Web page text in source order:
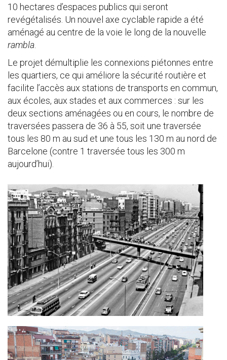
10 hectares d’espaces publics qui seront
revégétalisés. Un nouvel axe cyclable rapide a été
aménagé au centre de la voie le long de la nouvelle
rambla
Le projet démultiplie les connexions piétonnes entre
les quartiers, ce qui améliore la sécurité routière et
facilite l’accès aux stations de transports en commun,
aux écoles, aux stades et aux commerces : sur les
deux sections aménagées ou en cours, le nombre de
traversées passera de 36 à 55, soit une traversée
tous les 80 m au sud et une tous les 130 m au nord de
Barcelone (contre 1 traversée tous les 300 m
aujourd’hui).